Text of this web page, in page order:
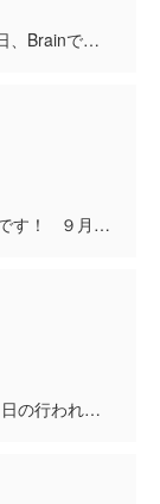
スキー部 大村です。 先日、Brainでサポートしている石井選手と今期からサポートをすることが決まった中村選手が遠征前に来てくれました。 今期の活動予定のお話や選手目線...
こんにちは！野球部の登坂です！ ９月１１日に広島カープが２５年ぶりにリーグ優勝しました！ 瞬間視聴率は７１%だそうです！ 先発は黒田投手でした。 新井選手と...
野球部の新です！ 先週の４日の行われた試合に自分は６回、７回と投げました。 ７年ぶりのマウンドでしたが何とか点差を守り抜くことができたので役目は果たせたかなと思います。 ですが変化球...